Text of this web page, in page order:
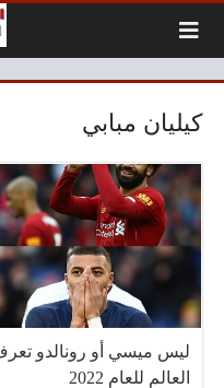
كيليان مبابي
العالم للعام 2022